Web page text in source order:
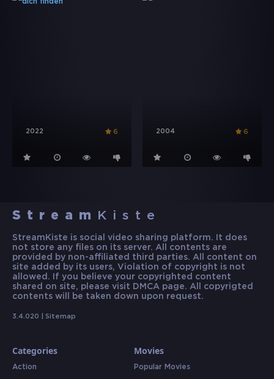
2022 6 2004 6
Stream Kiste
StreamKiste is social video sharing platform. It does
not store any files on its server. All contents are
provided by non-affiliated third parties. All content on
site added by its users, Violation of copyright is not
allowed. If you believe your copyrighted content
shared on site, please visit DMCA page. All copyrigted
contents will be taken down upon request.
3.4.020 | Sitemap
Categories
Action
Movies
Popular Movies